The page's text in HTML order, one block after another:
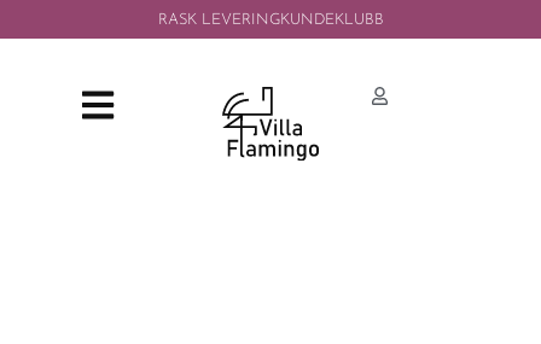
RASK LEVERINGKUNDEKLUBB